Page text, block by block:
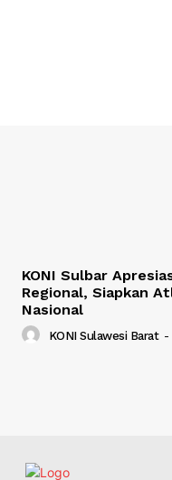
KONI Sulbar
Regional, Siapkan
Nasional
KONI Sulawesi Barat -